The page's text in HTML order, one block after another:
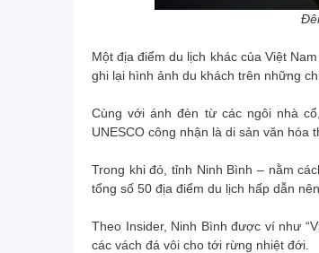
Một địa điểm du lịch khác của Việt
ghi lại hình ảnh du khách trên những
Cùng với ánh đèn từ các ngôi nhà
UNESCO công nhận là di sản văn hóa
Trong khi đó, tỉnh Ninh Bình – nằm
tổng số 50 địa điểm du lịch hấp dẫn
Theo Insider, Ninh Bình được ví như
các vách đá vôi cho tới rừng nhiệt đới.